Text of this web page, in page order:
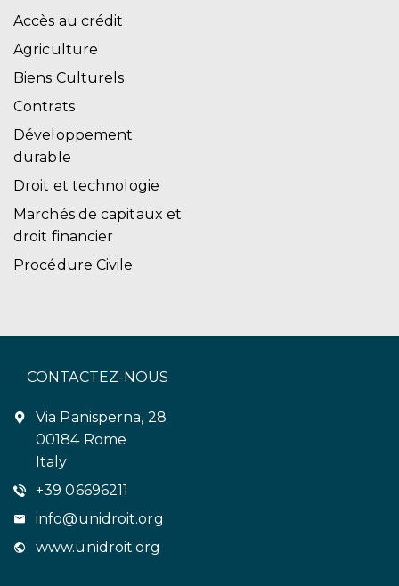
Accès au crédit
Agriculture
Biens Culturels
Contrats
Développement
durable
Droit et technologie
Marchés de capitaux et
droit financier
Procédure Civile
CONTACTEZ-NOUS
Via Panisperna, 28
00184 Rome
Italy
+39 06696211
info@unidroit.org
www.unidroit.org